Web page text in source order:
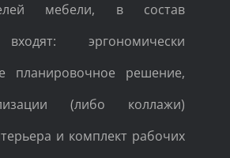
мебели, в состав
эргономически
планировочное решение,
(либо коллажи)
и комплект рабочих